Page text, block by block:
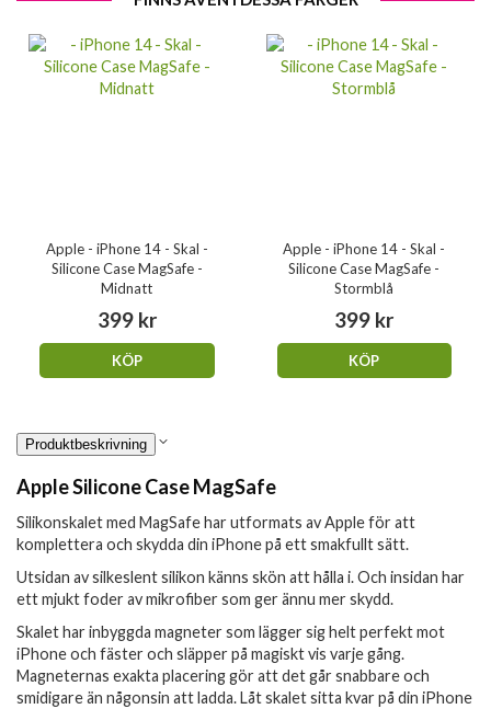
Apple - iPhone 14 - Skal -
Silicone Case MagSafe -
Midnatt
399 kr
KÖP
Apple - iPhone 14 - Skal -
Silicone Case MagSafe -
Stormblå
399 kr
KÖP
Produktbeskrivning
Apple Silicone Case MagSafe
Silikonskalet med MagSafe har utformats av Apple för att
komplettera och skydda din iPhone på ett smakfullt sätt.
Utsidan av silkeslent silikon känns skön att hålla i. Och insidan har
ett mjukt foder av mikrofiber som ger ännu mer skydd.
Skalet har inbyggda magneter som lägger sig helt perfekt mot
iPhone och fäster och släpper på magiskt vis varje gång.
Magneternas exakta placering gör att det går snabbare och
smidigare än någonsin att ladda. Låt skalet sitta kvar på din iPhone